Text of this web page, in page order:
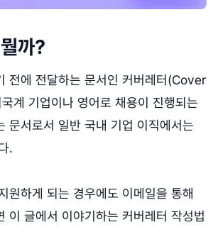
까?
전에 전달하는 문서인 커버레터(Cover
계 기업이나 영어로 채용이 진행되는
문서로서 일반 국내 기업 이직에서는
.
원하게 되는 경우에도 이메일을 통해
이 글에서 이야기하는 커버레터 작성법